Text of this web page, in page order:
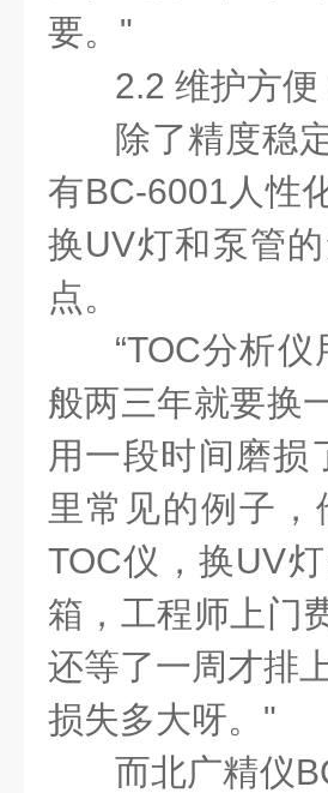
要。"
2.2 维护方
除了精度稳
有BC-6001人性
换UV灯和泵管
点。
“TOC分析
般两三年就要换
用一段时间磨损
里常见的例子
TOC仪，换UV
箱，工程师上门
还等了一周才排
损失多大呀。"
而北广精仪